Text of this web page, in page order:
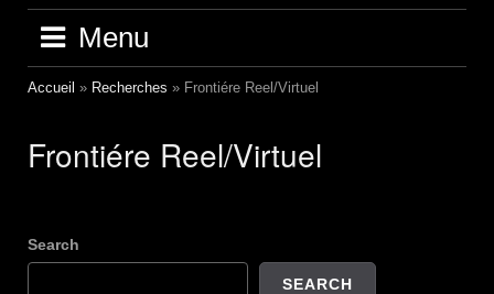
Menu
Accueil » Recherches » Frontiére Reel/Virtuel
Frontiére Reel/Virtuel
Search
SEARCH